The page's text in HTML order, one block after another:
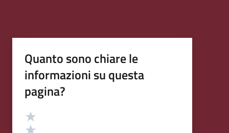
Quanto sono chiare le
informazioni su questa
pagina?
Valutazione